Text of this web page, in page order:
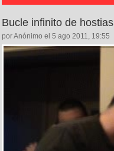
Bucle infinito de hostias
por Anónimo el 5 ago 2011, 19:55